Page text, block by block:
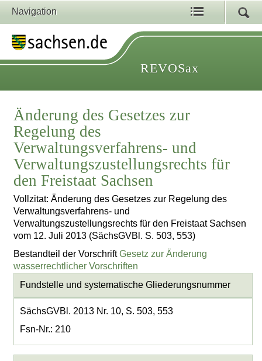
Navigation
REVOSax
Änderung des Gesetzes zur
Regelung des
Verwaltungsverfahrens- und
Verwaltungszustellungsrechts für
den Freistaat Sachsen
Vollzitat: Änderung des Gesetzes zur Regelung des
Verwaltungsverfahrens- und
Verwaltungszustellungsrechts für den Freistaat Sachsen
vom 12. Juli 2013 (SächsGVBl. S. 503, 553)
Bestandteil der VorschriftGesetz zur Änderung
wasserrechtlicher Vorschriften
Fundstelle und systematische Gliederungsnummer
SächsGVBl. 2013 Nr. 10, S. 503, 553
Fsn-Nr.: 210